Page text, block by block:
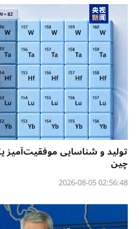
تولید و شناسایی
چین
02:56:48 2026-08-05